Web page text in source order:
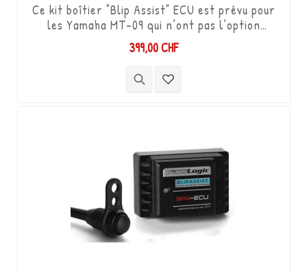
Ce kit boîtier "Blip Assist" ECU est prévu pour
les Yamaha MT-09 qui n’ont pas l’option
shifter d’origine, il s'utilise uniquement en
complément avec le Quickshifter Translogic
(Shift-up) Réf. TLS-QSXi-YT-DCS. Il permet
de descendre les vitesses (Shift-Down) sans
399,00 CHF